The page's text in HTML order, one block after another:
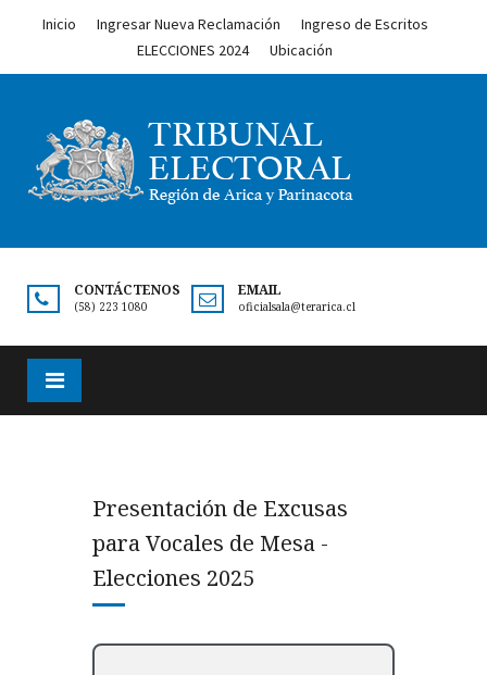
Inicio Ingresar Nueva Reclamación
Ingreso de Escritos
ELECCIONES 2024
Ubicación
CONTÁCTENOS
(58) 223 1080
EMAIL
oficialsala@terarica.cl
Presentación de Excusas
para Vocales de Mesa -
Elecciones 2025